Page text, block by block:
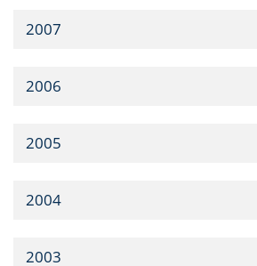
2007
2006
2005
2004
2003